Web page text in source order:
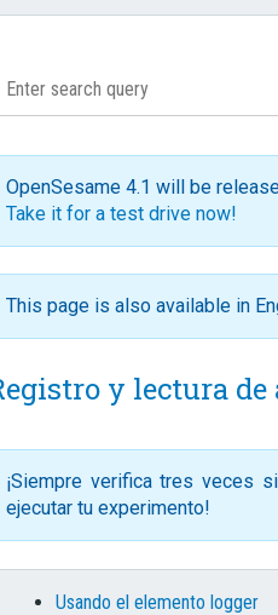
OpenSesame 4.1 will be
Take it for a test drive now!
This page is also available in
y lectura
¡Siempre verifica tres veces
ejecutar tu experimento!
Usando el elemento logger